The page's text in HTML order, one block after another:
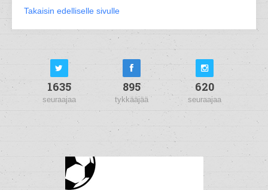
Takaisin edelliselle sivulle
1635
seuraajaa
895
tykkääjää
620
seuraajaa